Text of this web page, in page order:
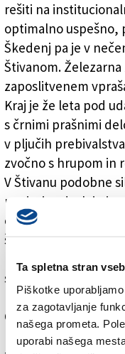
Ta spletna stran
Piškotke
za zagotavljanje
našega prometa.
uporabi našega
rešiti na
optimalno uspešno,
Škedenj pa je v
Štivanom.
zaposlitvenem
Kraj je že leta pod
s črnimi prašnimi
v pljučih
zvočno s hrupom in
V Štivanu podobne
papirnice doslej
obeta. Načrtovana
štivanski in bližnji
neznane, ker ni
sežigala in
metrov visokega
Če bo sežigalnica
pridobila novo